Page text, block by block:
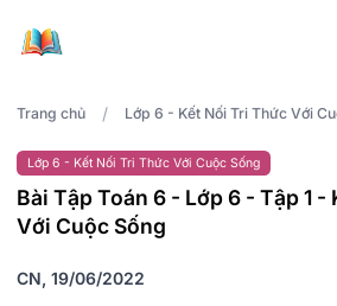
Trang chủ / Lớp 6 - Kết Nối Tri Thức Với
Lớp 6 - Kết Nối Tri Thức Với Cuộc Sống
Bài Tập Toán 6 - Lớp 6 - Tập 1 -
Với Cuộc Sống
CN, 19/06/2022